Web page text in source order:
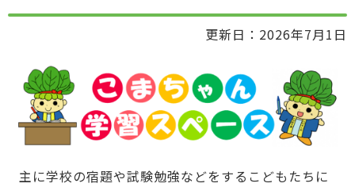
こ
更新日：2026年7月1日
主に学校の宿題や試験勉強などをするこどもたちに